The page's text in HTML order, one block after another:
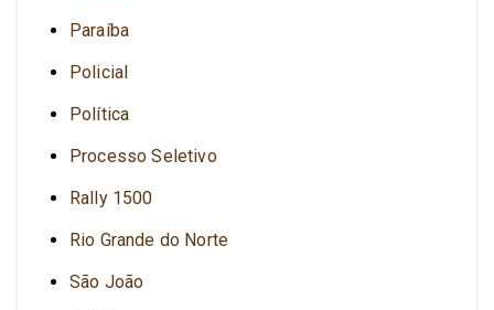
Paraíba
Policial
Política
Processo Seletivo
Rally 1500
Rio Grande do Norte
São João